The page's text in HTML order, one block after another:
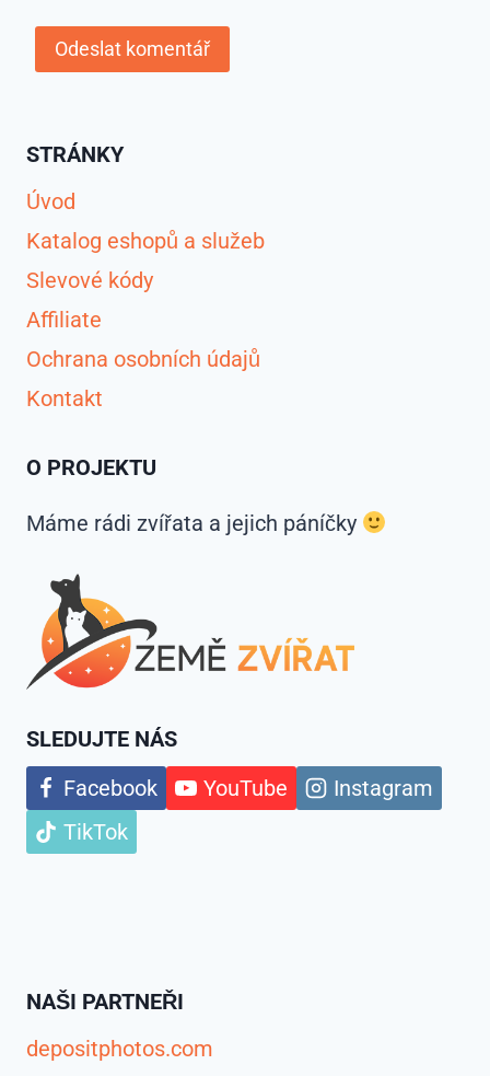
STRÁNKY
Úvod
Katalog eshopů a služeb
Slevové kódy
Affiliate
Ochrana osobních údajů
Kontakt
O PROJEKTU
Máme rádi zvířata a jejich páníčky
SLEDUJTE NÁS
Facebook
YouTube
Instagram
TikTok
NAŠI PARTNEŘI
depositphotos.com